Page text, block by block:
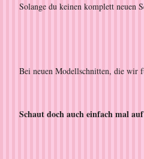
Solange du keinen komplett neuen
Bei neuen Modellschnitten, die wir
Schaut doch auch einfach mal